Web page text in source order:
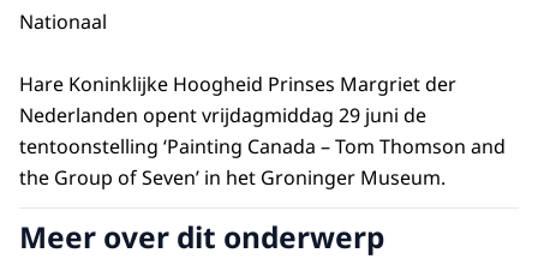
Nationaal
Hare Koninklijke Hoogheid Prinses Margriet der
Nederlanden opent vrijdagmiddag 29 juni de
tentoonstelling ‘Painting Canada – Tom Thomson and
the Group of Seven’ in het Groninger Museum.
Meer over dit onderwerp